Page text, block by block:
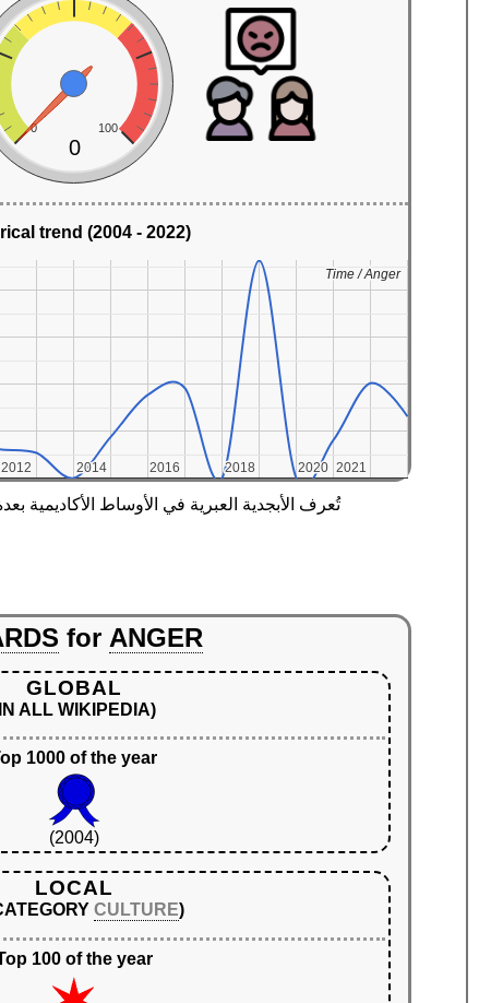
0 100
0
trend (2004 - 2022)
2012
2012 2014
2014 2016
2016 2018
2018 2020
2020 2021
2021
Time / Anger
Time / Anger
for ANGER
GLOBAL
ALL WIKIPEDIA)
1000 of the year
(2004)
LOCAL
CULTURE)
100 of the year